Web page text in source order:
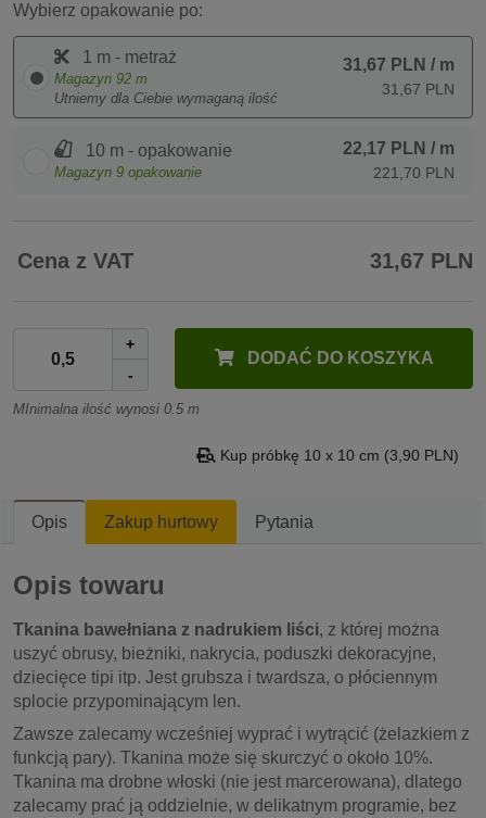
Wybierz opakowanie po:
1 m - metraż
Magazyn 92 m
Utniemy dla Ciebie wymaganą ilość
31,67 PLN / m
31,67 PLN
10 m - opakowanie
Magazyn 9 opakowanie
22,17 PLN / m
221,70 PLN
Cena z VAT 31,67 PLN
+
-
DODAĆ DO KOSZYKA
MInimalna ilość wynosi 0.5 m
Kup próbkę 10 x 10 cm (3,90 PLN)
Opis Zakup hurtowy Pytania
Opis towaru
Tkanina bawełniana z nadrukiem liści, z której można
uszyć obrusy, bieżniki, nakrycia, poduszki dekoracyjne,
dziecięce tipi itp. Jest grubsza i twardsza, o płóciennym
splocie przypominającym len.
Zawsze zalecamy wcześniej wyprać i wytrącić (żelazkiem z
funkcją pary). Tkanina może się skurczyć o około 10%.
Tkanina ma drobne włoski (nie jest marcerowana), dlatego
zalecamy prać ją oddzielnie, w delikatnym programie, bez